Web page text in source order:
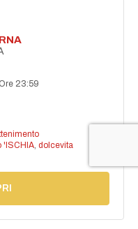
23:59
'ISCHIA, dolcevita